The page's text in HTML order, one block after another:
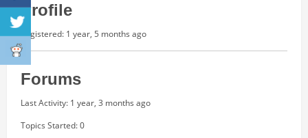
Profile
Registered: 1 year, 5 months ago
Forums
Last Activity: 1 year, 3 months ago
Topics Started: 0